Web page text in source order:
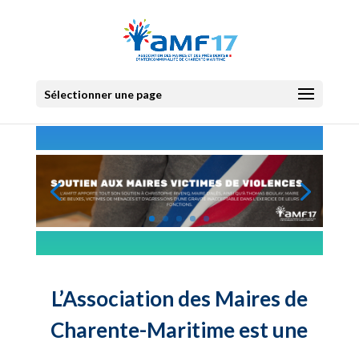
Sélectionner une page
L’Association des Maires de
Charente-Maritime est une